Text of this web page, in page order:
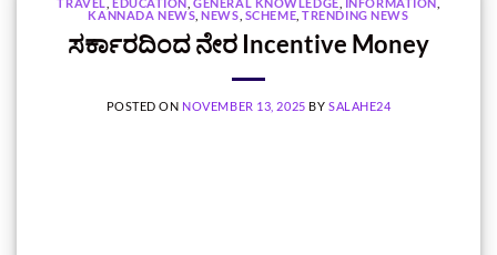
KANNADA NEWS ,NEWS SCHEME ,TRENDING NEWS
ಸರ್ಕಾರದಿಂದ ನೇರ Incentive Money
POSTED ON NOVEMBER 13, 2025 BY SALAHE24